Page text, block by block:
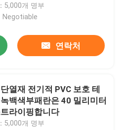
5,000개 명부
Negotiable
연락처
열재 전기적 PVC 보호 테
백색부패란은 40 밀리미터
라이핑합니다
5,000개 명부